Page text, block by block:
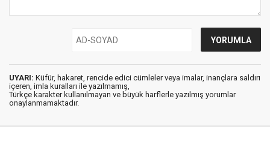
UYARI: Küfür, hakaret, rencide edici cümleler veya imalar, inançlara saldırı
içeren, imla kuralları ile yazılmamış,
Türkçe karakter kullanılmayan ve büyük harflerle yazılmış yorumlar
onaylanmamaktadır.